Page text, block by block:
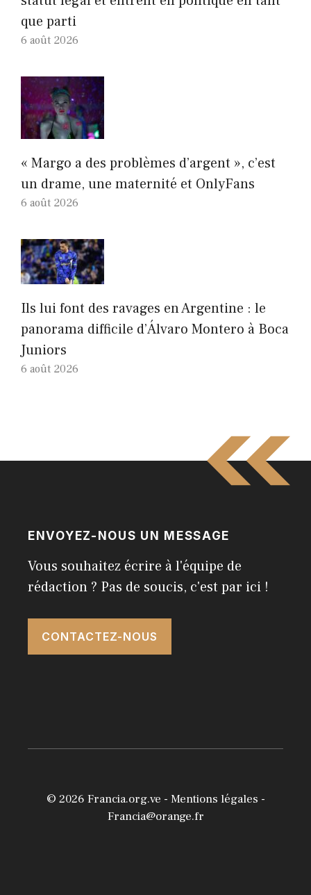
que parti
6 août 2026
« Margo a des problèmes d’argent », c’est
un drame, une maternité et OnlyFans
6 août 2026
Ils lui font des ravages en Argentine : le
panorama difficile d’Álvaro Montero à Boca
Juniors
6 août 2026
ENVOYEZ-NOUS UN MESSAGE
Vous souhaitez écrire à l'équipe de
rédaction ? Pas de soucis, c'est par ici !
CONTACTEZ-NOUS
© 2026 Francia.org.ve - Mentions légales -
Francia@orange.fr